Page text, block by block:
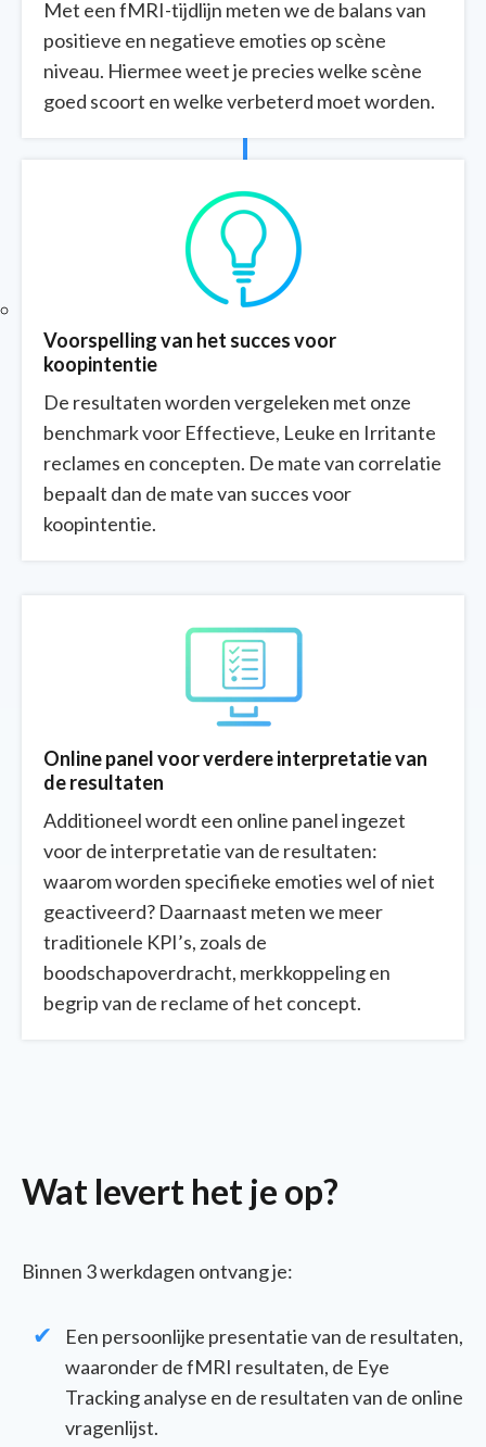
Met een fMRI-tijdlijn meten we de balans van
positieve en negatieve emoties op scène
niveau. Hiermee weet je precies welke scène
goed scoort en welke verbeterd moet worden.
Voorspelling van het succes voor
koopintentie
De resultaten worden vergeleken met onze
benchmark voor Effectieve, Leuke en Irritante
reclames en concepten. De mate van correlatie
bepaalt dan de mate van succes voor
koopintentie.
Online panel voor verdere interpretatie van
de resultaten
Additioneel wordt een online panel ingezet
voor de interpretatie van de resultaten:
waarom worden specifieke emoties wel of niet
geactiveerd? Daarnaast meten we meer
traditionele KPI’s, zoals de
boodschapoverdracht, merkkoppeling en
begrip van de reclame of het concept.
Wat levert het je op?
Binnen 3 werkdagen ontvang je:
Een persoonlijke presentatie van de resultaten,
waaronder de fMRI resultaten, de Eye
Tracking analyse en de resultaten van de online
vragenlijst.